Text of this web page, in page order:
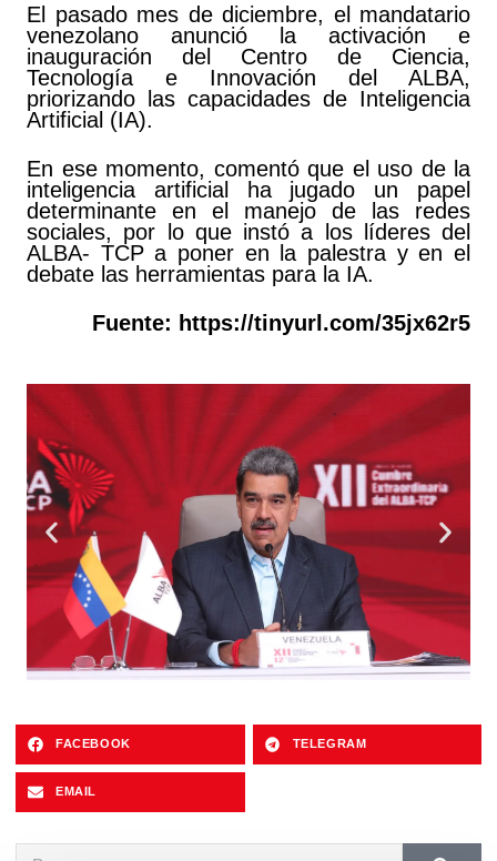
El pasado mes de diciembre, el mandatario
venezolano anunció la activación e
inauguración del Centro de Ciencia,
Tecnología e Innovación del ALBA,
priorizando las capacidades de Inteligencia
Artificial (IA).
En ese momento, comentó que el uso de la
inteligencia artificial ha jugado un papel
determinante en el manejo de las redes
sociales, por lo que instó a los líderes del
ALBA- TCP a poner en la palestra y en el
debate las herramientas para la IA.
Fuente: https://tinyurl.com/35jx62r5
FACEBOOK TELEGRAM
EMAIL